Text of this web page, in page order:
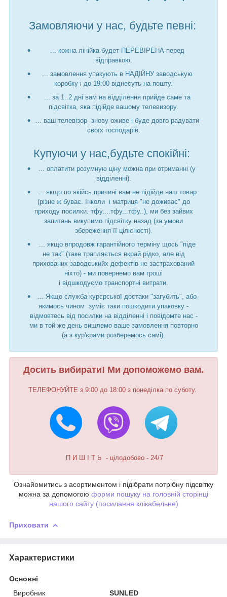
Замовляючи у нас, будьте певні:
... кожна лінійка будет ПЕРЕВІРЕНА перед
відправкою.
... замовлення упакують в НАДІЙНУ заводськую
коробку і до 19:00 віднесуть на пошту.
... за 1..2 дні вам на відділення прийде саме та
підсвітка, яка підійде вашому телевизору.
... ваш телевізор знову оживе і буде довго радувати
своїх господарів.
Купуючи у нас,будьте спокійні:
... оплатити розумную ціну можна при отриманні (у
відділенні).
... якщо по якійсь причині вам не підійде наш товар
(різне ж буває. Інколи і матриця "не доживає" до
приходу посилки. тфу....тфу...тфу..), ми без зайвих
запитань викупимо підсвітку назад (за умови
збереження її цілісності).
... якщо впродовж гарантійного терміну щось "піде
не так" (таке трапляється вкрай рідко, але від
прихованих заводськийх дефектів не застрахований
ніхто) - ми повернемо вам гроші
і відшкодуємо транспортні витрати.
... Якщо служба курєрської достаки "загубить", або
якимось чином зуміє таки пошкодити упаковку -
відмовтесь від посилки на відділенні і повідомте нас -
ми в той же день вишлемо ваше замовлення повторно
(а з кур'єрами розберемось самі).
Досить вибирати! Ми допоможемо вам.
ТЕЛЕФОНУЙТЕ з 9:00 до 18:00 з понеділка по суботу.
П И Ш І Т Ь - цілодобово - 24/7
Ознайомитись з асортиментом і підібрати потрібну підсвітку
можна за допомогою форми пошуку на головній сторінці
нашого сайту (посилання клікабельне)
Приховати
Характеристики
Основні
Виробник
SUNLED